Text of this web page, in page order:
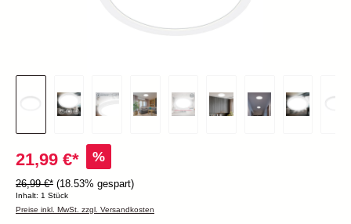
21,99 €* %
26,99 €* (18.53% gespart)
Inhalt: 1 Stück
Preise inkl. MwSt. zzgl. Versandkosten